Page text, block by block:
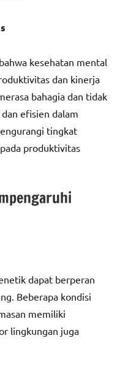
kesehatan mental
dan kinerja
bahagia dan tidak
efisien dalam
tingkat
produktivitas
dapat berperan
Beberapa kondisi
memiliki
lingkungan juga